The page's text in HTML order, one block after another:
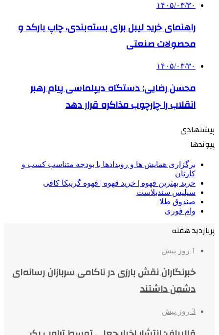
۱۴۰۵/۰۳/۳۰
راهنمای خرید لیبل برای بسته‌بندی، چاپ بارکد و
محصولات صنعتی
۱۴۰۵/۰۳/۳۰
محسن رضایی: دستگاه دیپلماسی پیام رهبر
انقلاب را چارچوب مذاکره قرار دهد
پیشنهادی
پیوندها
برگزاری همایش ها و رویدادها با بودجه متناسب کسب و
کارتان
خرید بهترین قهوه | خرید قهوه | قهوه گرنیکا کافی
سیلیس سندبلاست
صندوق طلا
وام فوری
پربازدید هفته
1 روز پیش
خبرنگاران نقش بارزی در ناکامی سربازان رسانه‌ای
دشمن داشتند
3 روز پیش